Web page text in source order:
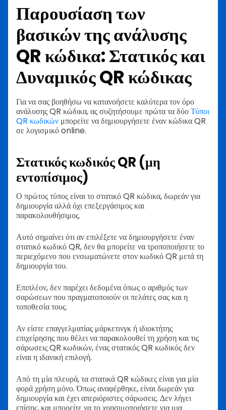
Παρουσίαση των
βασικών της ανάλυσης
QR κώδικα: Στατικός και
Δυναμικός QR κώδικας
Για να σας βοηθήσω να κατανοήσετε καλύτερα τον όρο
ανάλυσης QR κώδικα, ας συζητήσουμε πρώτα τα δύοΤύποι
QR κωδικών μπορείτε να δημιουργήσετε έναν κώδικα QR
σε λογισμικό online.
Στατικός κωδικός QR (μη
εντοπίσιμος)
Ο πρώτος τύπος είναι το στατικό QR κώδικα, δωρεάν για
δημιουργία αλλά όχι επεξεργάσιμος και
παρακολουθήσιμος.
Αυτό σημαίνει ότι αν επιλέξετε να δημιουργήσετε έναν
στατικό κωδικό QR, δεν θα μπορείτε να τροποποιήσετε το
περιεχόμενο που ενσωματώνετε στον κωδικό QR μετά τη
δημιουργία του.
Επιπλέον, δεν παρέχει δεδομένα όπως ο αριθμός των
σαρώσεων που πραγματοποιούν οι πελάτες σας και η
τοποθεσία τους.
Αν είστε επαγγελματίας μάρκετινγκ ή ιδιοκτήτης
επιχείρησης που θέλει να παρακολουθεί τη χρήση και τις
σάρωσεις QR κωδικών, ένας στατικός QR κωδικός δεν
είναι η ιδανική επιλογή.
Από τη μία πλευρά, τα στατικά QR κώδικες είναι για μία
φορά χρήση μόνο. Όπως αναφέρθηκε, είναι δωρεάν για
δημιουργία και έχει απεριόριστες σάρωσεις. Δεν λήγει
επίσης, και μπορείτε να το χρησιμοποιήσετε για μια